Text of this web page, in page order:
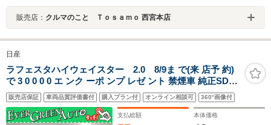
販売店： クルマのこと Ｔｏｓａｍｏ 西宮本店
日産
ラフェスタハイウェイスター 2.0 8/9ま で(来 店予 約)
で 3 0 0 0 0 エ ンク ーポ ンプ レゼ ント 禁煙車 純正SDナ
ビ バックカメラ インテリキー フリップダウンモニター
オートスライドドア Bluetooth 純正15インチアルミホイ
ール TV
販売店保証 車両品質評価書付 購入プラン付 オンライン相談可 360°画像付
支払総額 本体価格